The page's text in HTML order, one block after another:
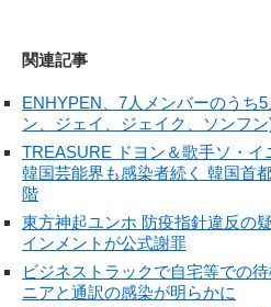
関連記事
ENHYPEN、7人メンバーのうち
ン、ジェイ、ジェイク、ソンフ
TREASURE ドヨン＆歌手ソ・
韓国芸能界も感染者続く 韓国首
階
東方神起ユンホ 防疫指針違反の
インメントが公式謝罪
ビジネストラックで自宅等での
ニアと通訳の感染が明らかに